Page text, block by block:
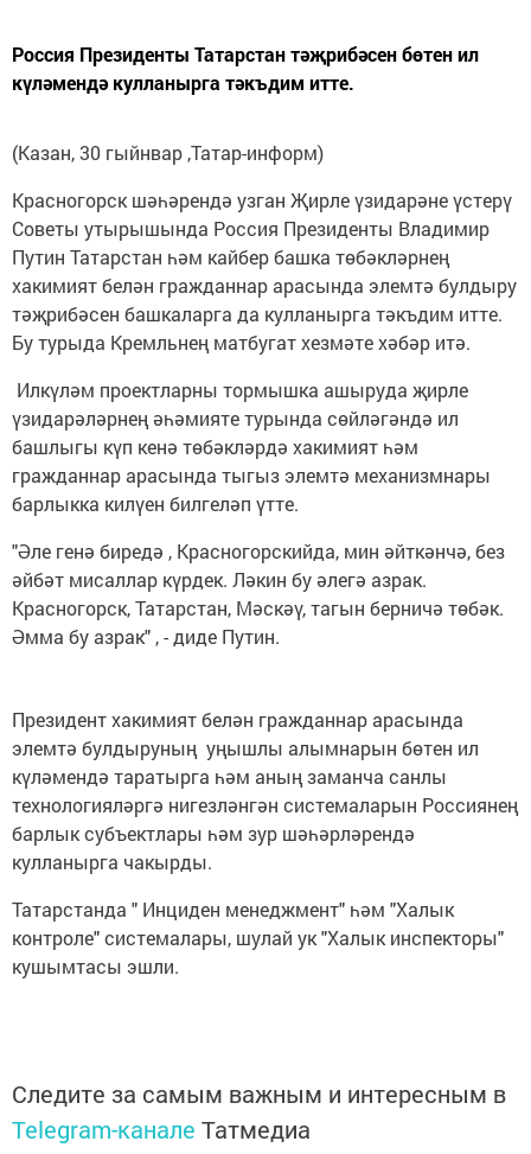
Россия Президенты Татарстан тәҗрибәсен бөтен ил
күләмендә кулланырга тәкъдим итте.
(Казан, 30 гыйнвар ,Татар-информ)
Красногорск шәһәрендә узган Җирле үзидарәне үстерү
Советы утырышында Россия Президенты Владимир
Путин Татарстан һәм кайбер башка төбәкләрнең
хакимият белән гражданнар арасында элемтә булдыру
тәҗрибәсен башкаларга да кулланырга тәкъдим итте.
Бу турыда Кремльнең матбугат хезмәте хәбәр итә.
Илкүләм проектларны тормышка ашыруда җирле
үзидарәләрнең әһәмияте турында сөйләгәндә ил
башлыгы күп кенә төбәкләрдә хакимият һәм
гражданнар арасында тыгыз элемтә механизмнары
барлыкка килүен билгеләп үтте.
"Әле генә биредә , Красногорскийда, мин әйткәнчә, без
әйбәт мисаллар күрдек. Ләкин бу әлегә азрак.
Красногорск, Татарстан, Мәскәү, тагын берничә төбәк.
Әмма бу азрак" , - диде Путин.
Президент хакимият белән гражданнар арасында
элемтә булдыруның уңышлы алымнарын бөтен ил
күләмендә таратырга һәм аның заманча санлы
технологияләргә нигезләнгән системаларын Россиянең
барлык субъектлары һәм зур шәһәрләрендә
кулланырга чакырды.
Татарстанда " Инциден менеджмент" һәм "Халык
контроле" системалары, шулай ук "Халык инспекторы"
кушымтасы эшли.
Следите за самым важным и интересным в
Telegram-канале Татмедиа